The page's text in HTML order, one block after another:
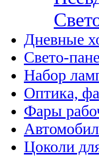
Дневные
Свето-
Набор
Оптика,
Фары
Цоколи